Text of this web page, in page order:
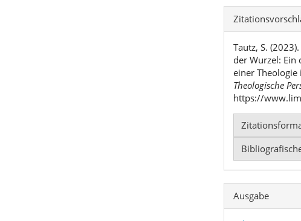
Artikel-
Details
Tautz, S.
der Wurzel: Ein
einer
Theologische
https://
Ausgabe